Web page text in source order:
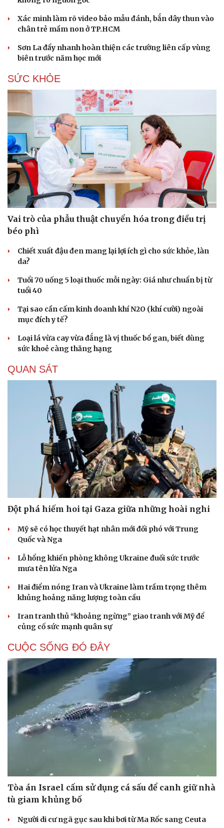
Podcast
Câu chuyện thời sự
Đọc truyện đêm khuya
Cửa sổ tình yêu
Kể chuyện cho bé
Hạt giống tâm hồn
Xác minh làm rõ video bảo mẫu đánh, bắn dây thun vào
chân trẻ mầm non ở TP.HCM
Sơn La đẩy nhanh hoàn thiện các trường liên cấp vùng
biên trước năm học mới
SỨC KHỎE
Vai trò của phẫu thuật chuyển hóa trong điều trị
béo phì
Chiết xuất đậu đen mang lại lợi ích gì cho sức khỏe, làn
da?
Tuổi 70 uống 5 loại thuốc mỗi ngày: Giá như chuẩn bị từ
tuổi 40
Tại sao cần cấm kinh doanh khí N2O (khí cười) ngoài
mục đích y tế?
Loại lá vừa cay vừa đắng là vị thuốc bổ gan, biết dùng
sức khoẻ càng thăng hạng
QUAN SÁT
Đột phá hiếm hoi tại Gaza giữa những hoài nghi
Mỹ sẽ có học thuyết hạt nhân mới đối phó với Trung
Quốc và Nga
Lỗ hổng khiến phòng không Ukraine đuối sức trước
mưa tên lửa Nga
Hai điểm nóng Iran và Ukraine làm trầm trọng thêm
khủng hoảng năng lượng toàn cầu
Iran tranh thủ “khoảng ngừng” giao tranh với Mỹ để
củng cố sức mạnh quân sự
CUỘC SỐNG ĐÓ ĐÂY
Tòa án Israel cấm sử dụng cá sấu để canh giữ nhà
tù giam khủng bố
Người di cư ngã gục sau khi bơi từ Ma Rốc sang Ceuta